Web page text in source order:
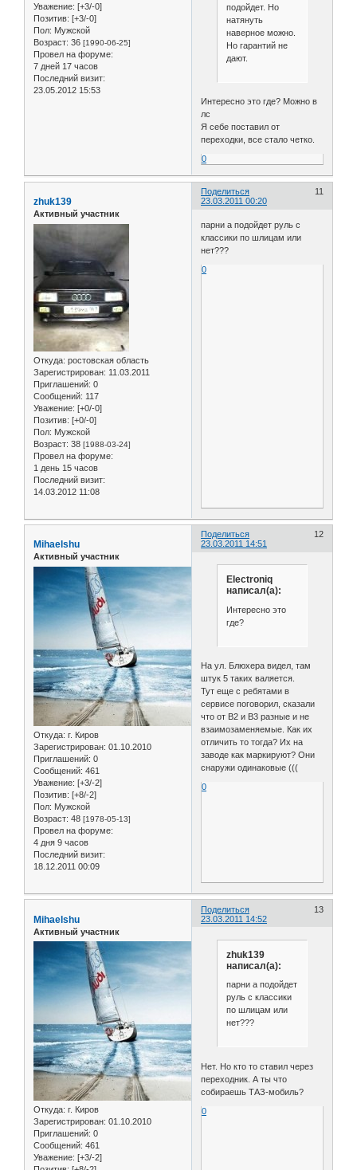
Уважение: [+3/-0]
Позитив: [+3/-0]
Пол: Мужской
Возраст: 36 [1990-06-25]
Провел на форуме:
7 дней 17 часов
Последний визит:
23.05.2012 15:53
подойдет. Но
натянуть
наверное можно.
Но гарантий не
дают.
Интересно это где? Можно в
лс
Я себе поставил от
переходки, все стало четко.
0
Поделиться
11
23.03.2011 00:20
zhuk139
Активный участник
Откуда: ростовская область
Зарегистрирован: 11.03.2011
Приглашений: 0
Сообщений: 117
Уважение: [+0/-0]
Позитив: [+0/-0]
Пол: Мужской
Возраст: 38 [1988-03-24]
Провел на форуме:
1 день 15 часов
Последний визит:
14.03.2012 11:08
парни а подойдет руль с
классики по шлицам или
нет???
0
Поделиться
12
23.03.2011 14:51
Mihaelshu
Активный участник
Откуда: г. Киров
Зарегистрирован: 01.10.2010
Приглашений: 0
Сообщений: 461
Уважение: [+3/-2]
Позитив: [+8/-2]
Пол: Мужской
Возраст: 48 [1978-05-13]
Провел на форуме:
4 дня 9 часов
Последний визит:
18.12.2011 00:09
Electroniq
написал(а):
Интересно это
где?
На ул. Блюхера видел, там
штук 5 таких валяется.
Тут еще с ребятами в
сервисе поговорил, сказали
что от B2 и B3 разные и не
взаимозаменяемые. Как их
отличить то тогда? Их на
заводе как маркируют? Они
снаружи одинаковые (((
0
Поделиться
13
23.03.2011 14:52
Mihaelshu
Активный участник
Откуда: г. Киров
Зарегистрирован: 01.10.2010
Приглашений: 0
Сообщений: 461
Уважение: [+3/-2]
zhuk139
написал(а):
парни а подойдет
руль с классики
по шлицам или
нет???
Нет. Но кто то ставил через
переходник. А ты что
собираешь ТАЗ-мобиль?
0